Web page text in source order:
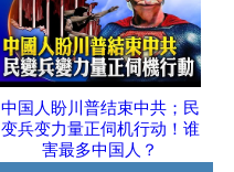
中国人盼川普结束中共；民
变兵变力量正伺机行动！谁
害最多中国人？